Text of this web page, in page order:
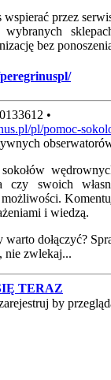
wspierać przez
bez
•
pl/pomoc-
czy swoich
możliwości.
i wiedzą.
warto dołączyć?
nie zwlekaj...
TERAZ
by